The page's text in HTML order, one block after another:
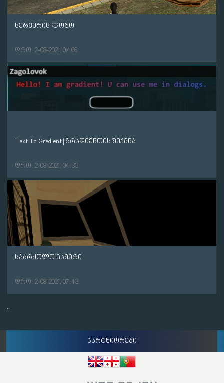
სერვერის ლოგო
დრო: 2-08-2021, 07:06
Text To Gradient | გრადიენთის შექმნა
დრო: 2-08-2021, 04:33
საბრძოლო ჰამერი
დრო: 2-08-2021, 07:43
პარტნიორები